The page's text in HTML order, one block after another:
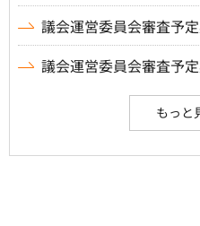
議会運営委員会審査予
議会運営委員会審査予
もっと